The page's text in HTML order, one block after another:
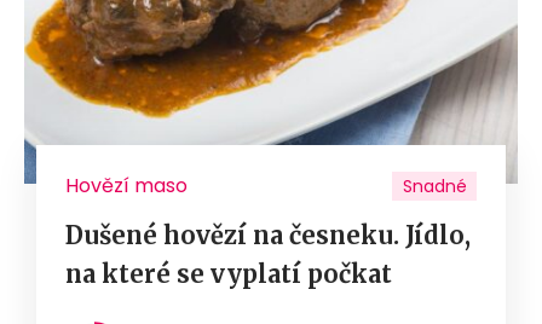
Hovězí maso Snadné
Dušené hovězí na česneku. Jídlo,
na které se vyplatí počkat